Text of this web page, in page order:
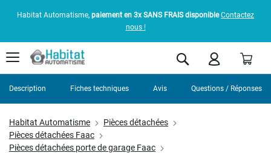
Habitat Automatisme, paiement en 3x SANS FRAIS disponible Contactez
nous !
Rechercher
Habitat Automatisme
Pièces détachées
Pièces détachées Faac
Pièces détachées porte de garage Faac
Description Fiches techniques Avis Questions / Réponses